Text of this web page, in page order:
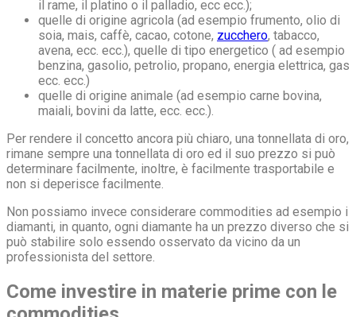
il rame, il platino o il palladio, ecc ecc.);
quelle di origine agricola (ad esempio frumento, olio di
soia, mais, caffè, cacao, cotone, zucchero, tabacco,
avena, ecc. ecc.), quelle di tipo energetico ( ad esempio
benzina, gasolio, petrolio, propano, energia elettrica, gas
ecc. ecc.)
quelle di origine animale (ad esempio carne bovina,
maiali, bovini da latte, ecc. ecc.).
Per rendere il concetto ancora più chiaro, una tonnellata di oro,
rimane sempre una tonnellata di oro ed il suo prezzo si può
determinare facilmente, inoltre, è facilmente trasportabile e
non si deperisce facilmente.
Non possiamo invece considerare commodities ad esempio i
diamanti, in quanto, ogni diamante ha un prezzo diverso che si
può stabilire solo essendo osservato da vicino da un
professionista del settore.
Come investire in materie prime con le